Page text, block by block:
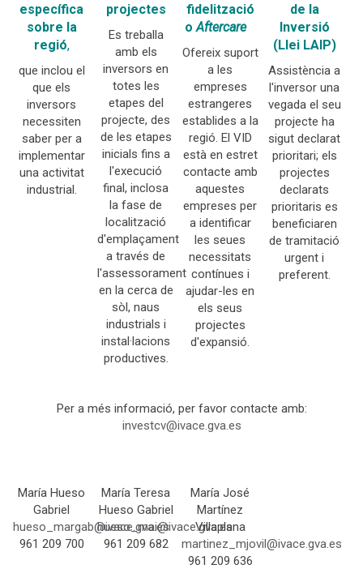
específica
sobre la
regió,
que inclou el
que els
inversors
necessiten
saber per a
implementar
una activitat
industrial.
projectes
Es treballa
amb els
inversors en
totes les
etapes del
projecte, des
de les etapes
inicials fins a
l'execució
final, inclosa
la fase de
localització
d'emplaçament
a través de
l'assessorament
en la cerca de
sòl, naus
industrials i
instal·lacions
productives.
fidelització
oAftercare
Ofereix suport
a les
empreses
estrangeres
establides a la
regió. El VID
està en estret
contacte amb
aquestes
empreses per
a identificar
les seues
necessitats
contínues i
ajudar-les en
els seus
projectes
d'expansió.
de la
Inversió
(Llei LAIP)
Assistència a
l'inversor una
vegada el seu
projecte ha
sigut declarat
prioritari; els
projectes
declarats
prioritaris es
beneficiaren
de tramitació
urgent i
preferent.
Per a més informació, per favor contacte amb:
investcv@ivace.gva.es
María Hueso
Gabriel
hueso_ margab@ivace.gva.es
961 209 700
María Teresa
Hueso Gabriel
hueso_mai@ivace.gva.es
961 209 682
María José
Martínez
Villaplana
martinez_ mjovil@ivace.gva.es
961 209 636